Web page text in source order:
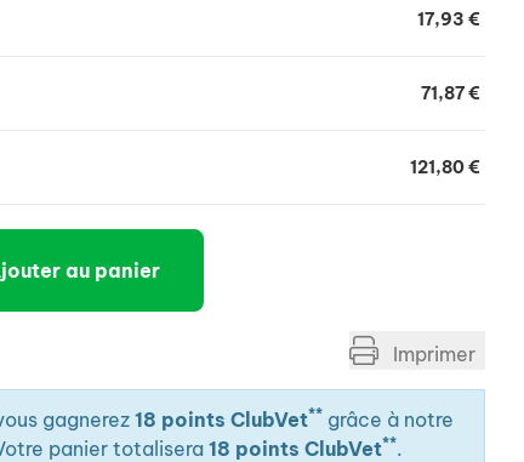
17,93 €
71,87 €
121,80 €
au panier
Imprimer
gagnerez 18 points ClubVet** grâce à notre
panier totalisera 18 points ClubVet**.